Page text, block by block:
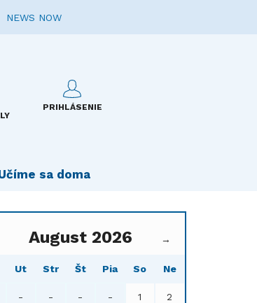
NEWS NOW
PRIHLÁSENIE
sa doma
August 2026 →
Ut Str Št Pia So Ne
- - - - 1 2